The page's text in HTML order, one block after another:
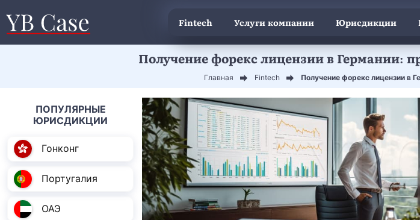
Fintech Услуги компании Юрисдикции
Получение форекс лицензии в Германии:
Главная Fintech Получение форекс лицензии в
ПОПУЛЯРНЫЕ
ЮРИСДИКЦИИ
Гонконг
Португалия
ОАЭ